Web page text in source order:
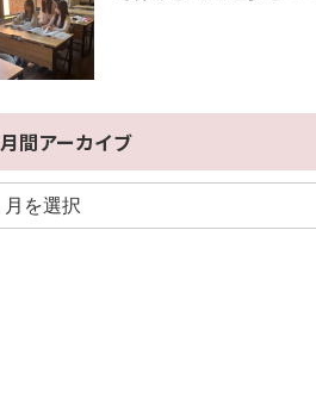
月間アーカイブ